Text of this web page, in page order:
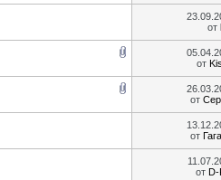
от
от
от
от
от